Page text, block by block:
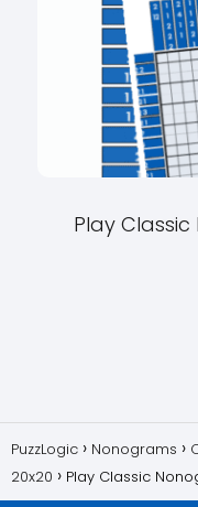
Play Classic
PuzzLogic Nonograms
20x20
Play Classic